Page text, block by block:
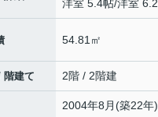
洋室 5.4帖/洋室
54.81㎡
階建て 2階 / 2階建
2004年8月(築22年)